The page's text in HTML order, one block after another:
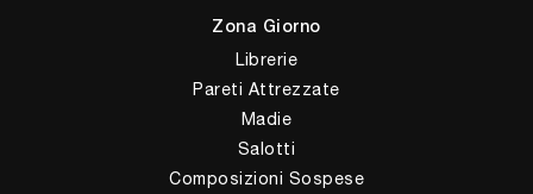
Zona Giorno
Librerie
Pareti Attrezzate
Madie
Salotti
Composizioni Sospese